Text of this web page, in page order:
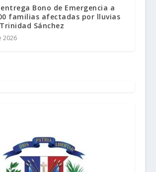
Bono de Emergencia a
familias afectadas por lluvias
Sánchez
2026